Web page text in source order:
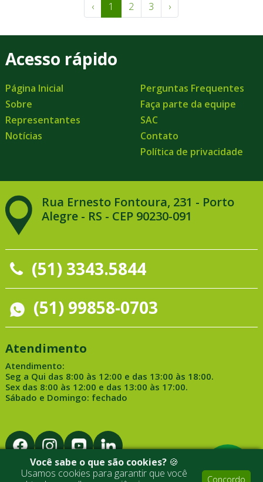
‹ 1 2 3 ›
Acesso rápido
Página Inicial
Sobre
Representantes
Notícias
Perguntas Frequentes
Faça parte da equipe
SAC
Contato
Política de privacidade
Rua Ernesto Fontoura, 231 - Porto
Alegre - RS - CEP 90230-091
(51) 3343.5844
(51) 99858-0703
Atendimento
Atendimento:
Seg a Qui das 8:00 às 12:00 e das 13:00 às 18:00.
Sex das 8:00 às 12:00 e das 13:00 às 17:00.
Sábado e Domingo: fechado
Você sabe o que são cookies? 🍪
Usamos cookies para garantir que você
Concordo